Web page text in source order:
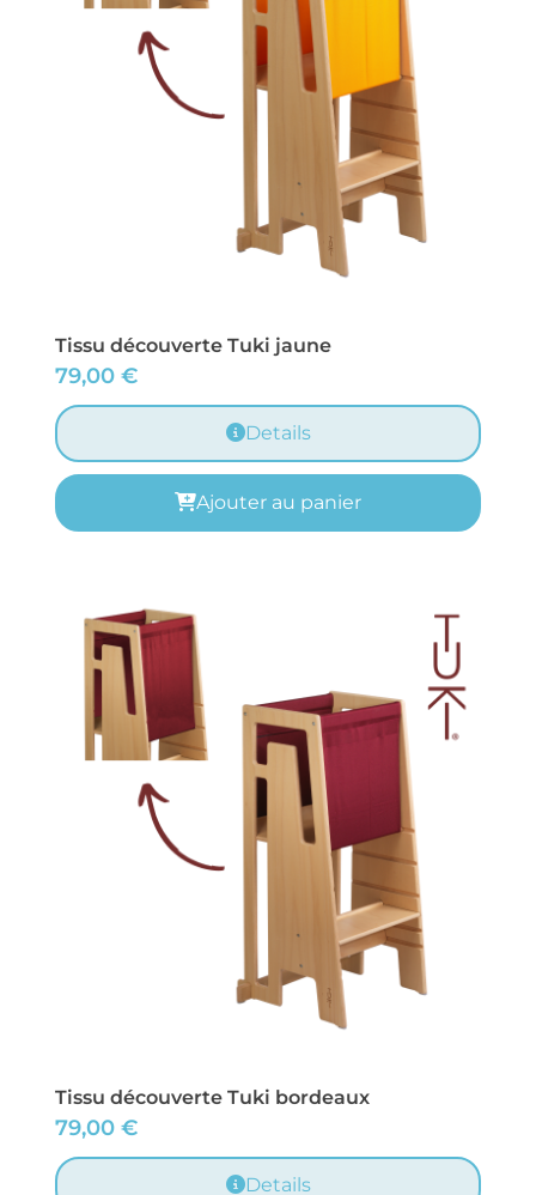
Tissu découverte Tuki jaune
79,00 €
Details
Ajouter au panier
Tissu découverte Tuki bordeaux
79,00 €
Details